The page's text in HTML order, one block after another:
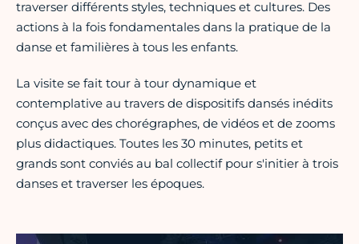
traverser différents styles, techniques et cultures. Des
actions à la fois fondamentales dans la pratique de la
danse et familières à tous les enfants.
La visite se fait tour à tour dynamique et
contemplative au travers de dispositifs dansés inédits
conçus avec des chorégraphes, de vidéos et de zooms
plus didactiques. Toutes les 30 minutes, petits et
grands sont conviés au bal collectif pour s'initier à trois
danses et traverser les époques.
Vidéo Youtube